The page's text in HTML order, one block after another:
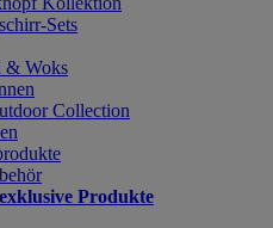
Sets
& Woks
Collection
Produkte